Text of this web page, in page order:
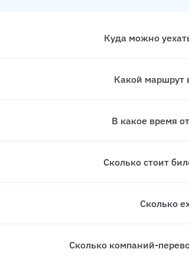
Куда можно
Какой маршрут
В какое время
Сколько стоит
Сколько
Сколько компаний-